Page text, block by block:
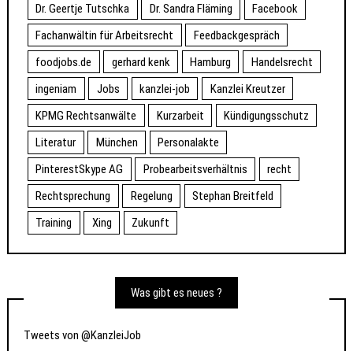
Dr. Geertje Tutschka
Dr. Sandra Fläming
Facebook
Fachanwältin für Arbeitsrecht
Feedbackgespräch
foodjobs.de
gerhard kenk Hamburg
Handelsrecht
ingeniam
Jobs kanzlei-job
Kanzlei Kreutzer
KPMG Rechtsanwälte
Kurzarbeit
Kündigungsschutz
Literatur
München
Personalakte
PinterestSkype AG
Probearbeitsverhältnis
recht
Rechtsprechung
Regelung
Stephan Breitfeld
Training
Xing Zukunft
Was gibt es neues ?
Tweets von @KanzleiJob